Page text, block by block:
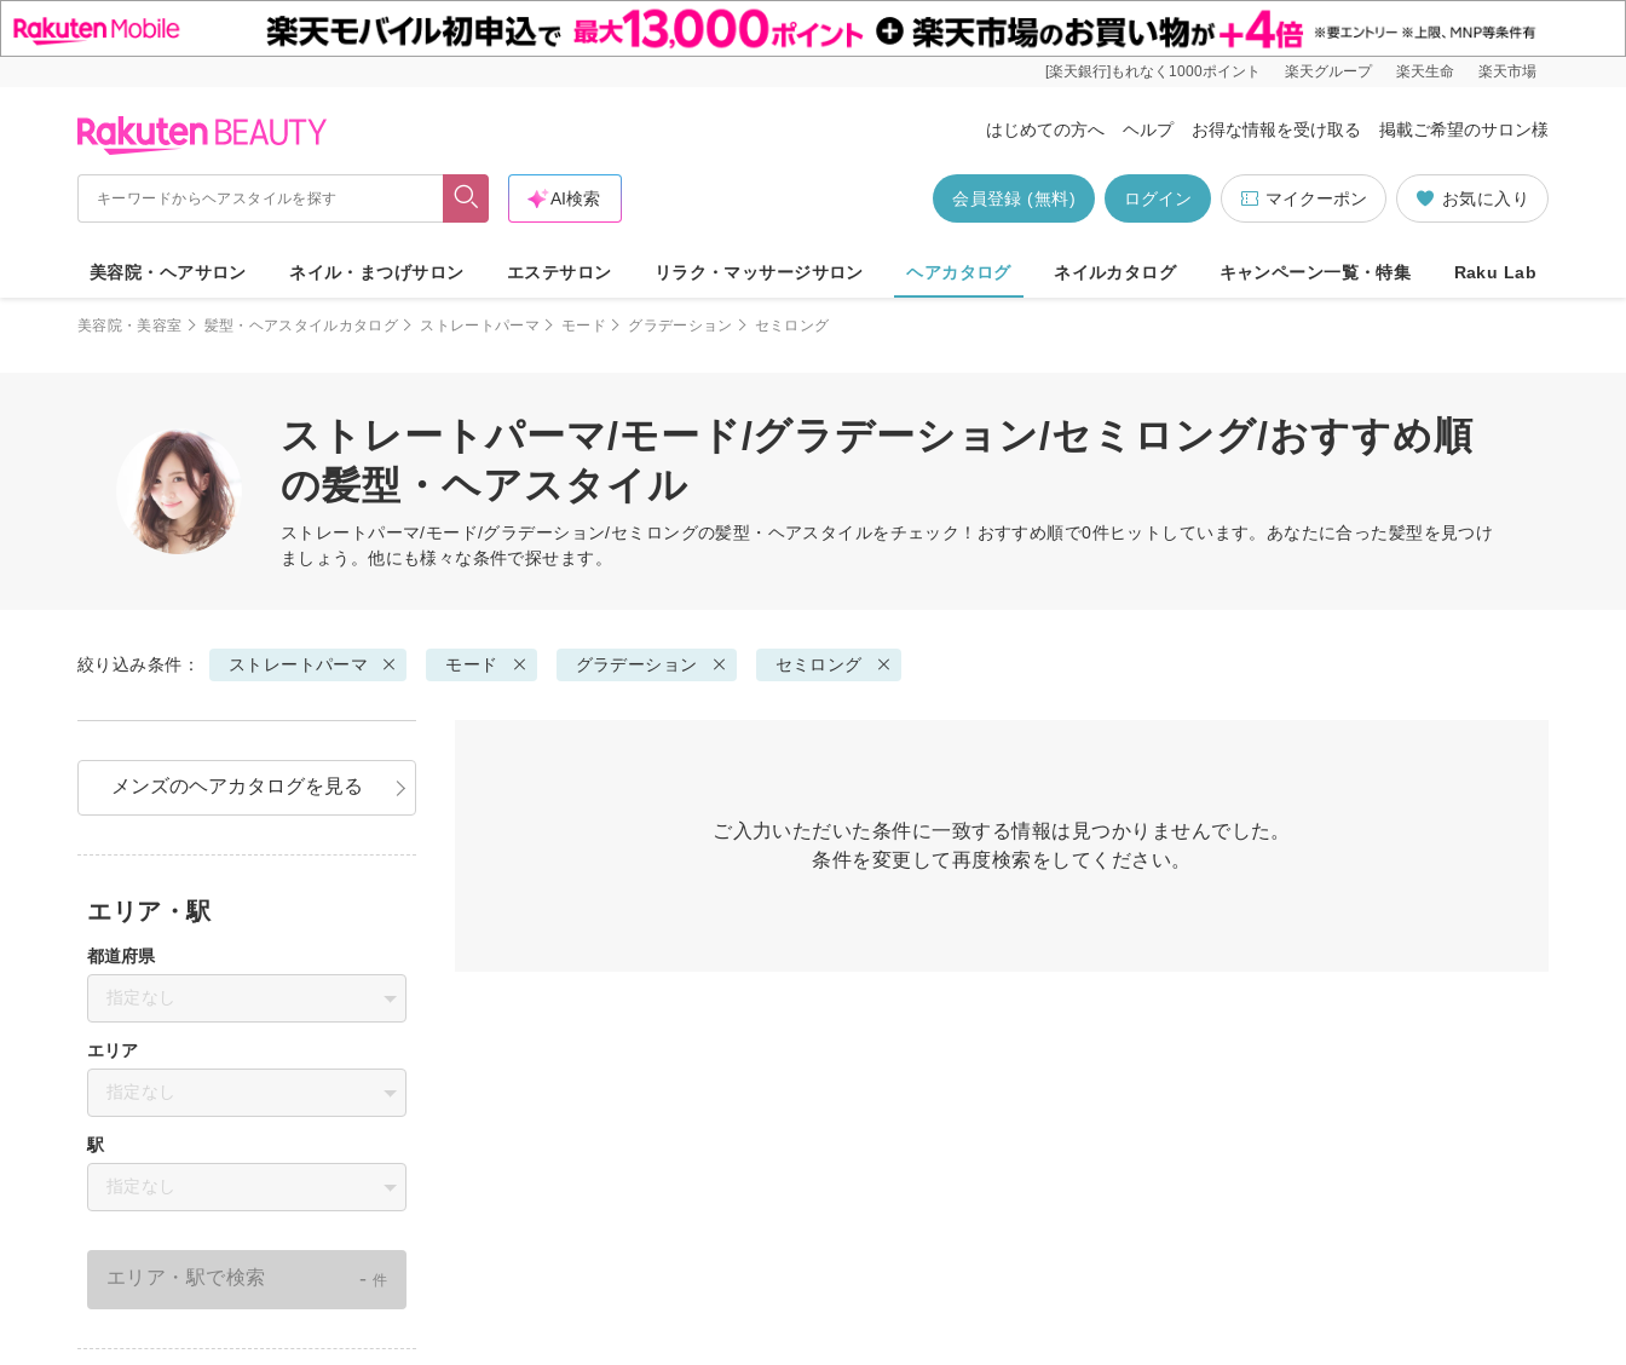
[楽天銀行]もれなく1000ポイント 楽天グループ 楽天生命 楽天市場
はじめての方へ ヘルプ お得な情報を受け取る 掲載ご希望のサロン様
お気に入り
マイクーポン
ログイン
会員登録 (無料)
AI検索
美容院・ヘアサロン ネイル・まつげサロン エステサロン リラク・マッサージサロン ヘアカタログ ネイルカタログ キャンペーン一覧・特集 Raku Lab
美容院・美容室 髪型・ヘアスタイルカタログ ストレートパーマ モード グラデーション セミロング
ストレートパーマ/モード/グラデーション/セミロング/おすすめ順
の髪型・ヘアスタイル
ストレートパーマ/モード/グラデーション/セミロングの髪型・ヘアスタイルをチェック！おすすめ順で0件ヒットしています。あなたに合った髪型を見つけ
ましょう。他にも様々な条件で探せます。
絞り込み条件： ストレートパーマ モード グラデーション セミロング
ご入力いただいた条件に一致する情報は見つかりませんでした。
条件を変更して再度検索をしてください。
メンズのヘアカタログを見る
エリア・駅
都道府県
指定なし
エリア
指定なし
駅
指定なし
エリア・駅で検索 - 件